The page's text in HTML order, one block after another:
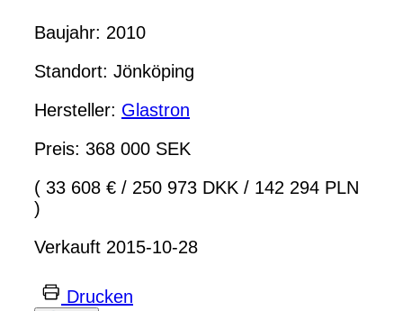
Baujahr: 2010
Standort: Jönköping
Hersteller: Glastron
Preis: 368 000 SEK
( 33 608 € / 250 973 DKK / 142 294 PLN
)
Verkauft 2015-10-28
Drucken